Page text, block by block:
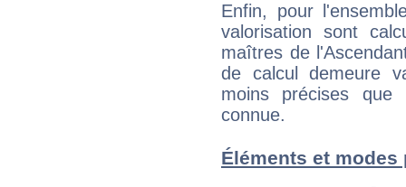
Enfin, pour
valorisation sont
maîtres de
de calcul demeure
moins précises que
connue.
Éléments et